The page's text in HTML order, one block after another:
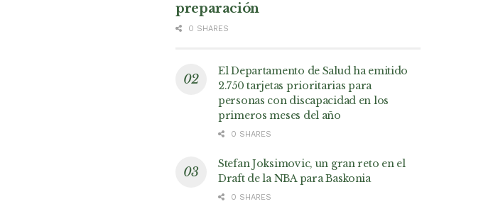
preparación
0 SHARES
El Departamento de Salud ha emitido
2.750 tarjetas prioritarias para
personas con discapacidad en los
primeros meses del año
0 SHARES
Stefan Joksimovic, un gran reto en el
Draft de la NBA para Baskonia
0 SHARES